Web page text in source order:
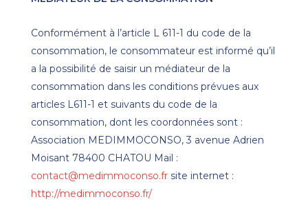
Conformément à l’article L 611-1 du code de la
consommation, le consommateur est informé qu’il
a la possibilité de saisir un médiateur de la
consommation dans les conditions prévues aux
articles L611-1 et suivants du code de la
consommation, dont les coordonnées sont :
Association MEDIMMOCONSO, 3 avenue Adrien
Moisant 78400 CHATOU Mail :
contact@medimmoconso.frsite internet :
http://medimmoconso.fr/